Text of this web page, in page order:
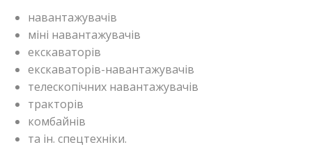
навантажувачів
міні навантажувачів
екскаваторів
екскаваторів-навантажувачів
телескопічних навантажувачів
тракторів
комбайнів
та ін. спецтехніки.